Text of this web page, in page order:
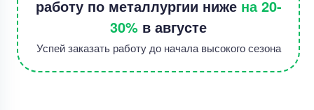
работу по металлургии ниже на 20-
30% в августе
Успей заказать работу до начала высокого сезона